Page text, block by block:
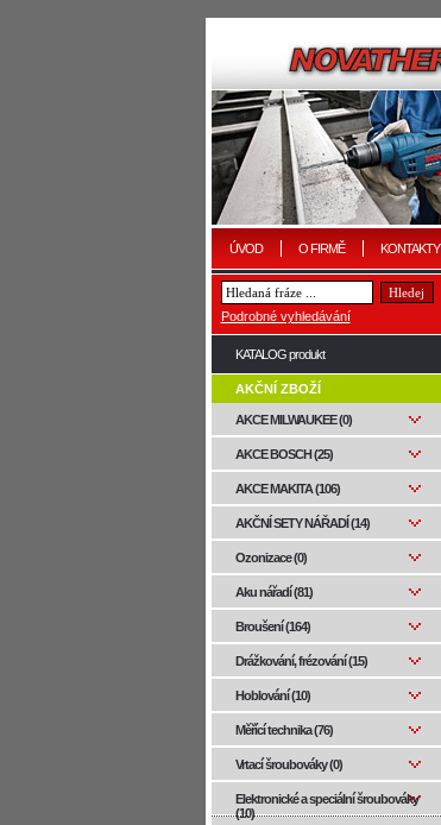
ÚVOD O FIRMĚ KONTAKTY
Podrobné vyhledávání
KATALOG produkt
AKČNÍ ZBOŽÍ
AKCE MILWAUKEE (0)
AKCE BOSCH (25)
AKCE MAKITA (106)
AKČNÍ SETY NÁŘADÍ (14)
Ozonizace (0)
Aku nářadí (81)
Broušení (164)
Drážkování, frézování (15)
Hoblování (10)
Měřící technika (76)
Vrtací šroubováky (0)
Elektronické a speciální šroubováky
(10)